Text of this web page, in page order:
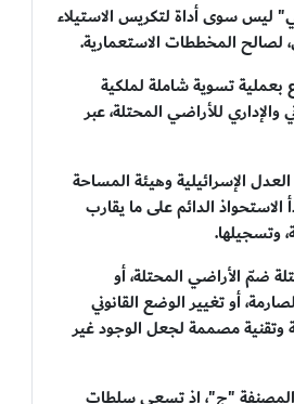
سوى أداة لتكريس الاستيلاء
لصالح المخططات الاستعمارية.
الأمني الإسرائيلي قرر، في أيار/ مايو 2025، الشروع بعملية تسوية شاملة لملكية
للأراضي المحتلة، عبر
إلى وزارة العدل الإسرائيلية وهيئة المساحة
مليون دولار أمريكي)، وبدأ الاستحواذ الدائم على ما يقارب
ضمّ الأراضي المحتلة، أو
أو تغيير الوضع القانوني
وتقنية مصممة لجعل الوجود غير
المصنفة "ج"، إذ تسعى سلطات